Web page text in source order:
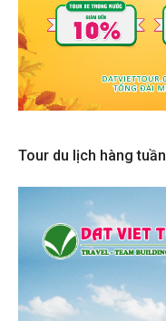
Tour du lịch hàng tuần